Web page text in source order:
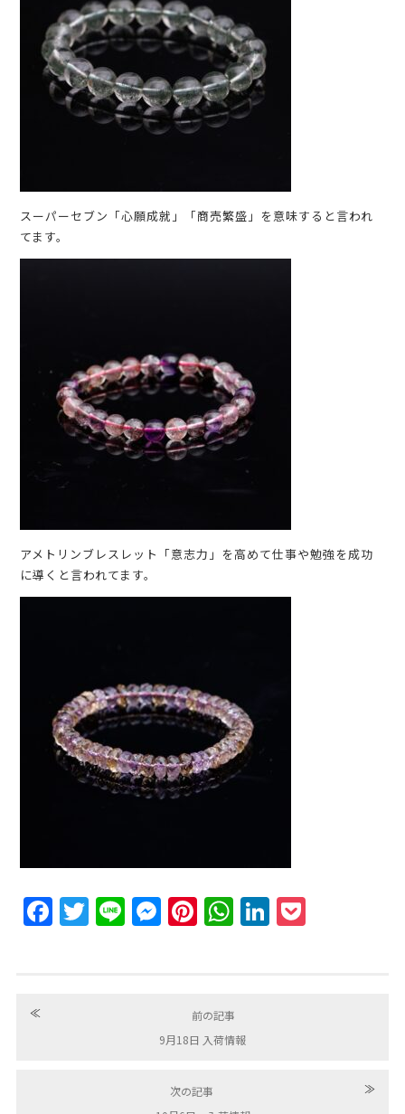
スーパーセブン「心願成就」「商売繁盛」を意味すると言われ
てます。
アメトリンブレスレット「意志力」を高めて仕事や勉強を成功
に導くと言われてます。
FacebookTwitterLine MessengerPinterestWhatsAppLinkedIn
≪
前の記事
9月18日 入荷情報
次の記事
≫